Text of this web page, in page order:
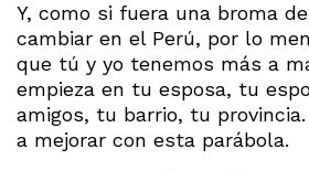
Y, como si fuera una broma
cambiar en el Perú, por lo
que tú y yo tenemos más a
empieza en tu esposa, tu
amigos, tu barrio, tu
a mejorar con esta parábola.